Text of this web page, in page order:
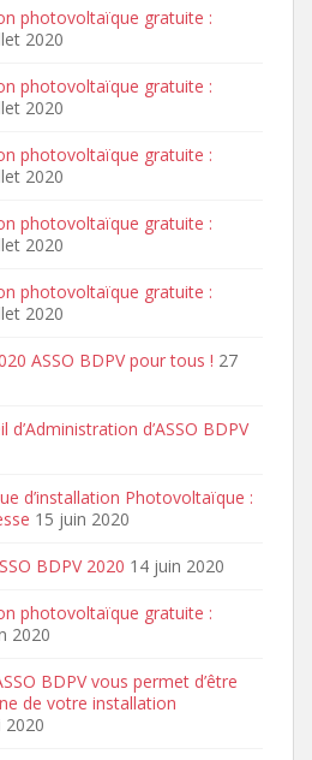
photovoltaïque gratuite :
2020
photovoltaïque gratuite :
2020
photovoltaïque gratuite :
2020
photovoltaïque gratuite :
2020
photovoltaïque gratuite :
2020
ASSO BDPV pour tous ! 27
d’ASSO BDPV
d’installation Photovoltaïque :
15 juin 2020
BDPV 2020 14 juin 2020
photovoltaïque gratuite :
2020
BDPV vous permet d’être
de votre installation
2020